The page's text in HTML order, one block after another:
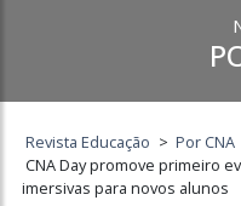
Revista Educação > Por CNA
CNA Day promove primeiro
imersivas para novos alunos